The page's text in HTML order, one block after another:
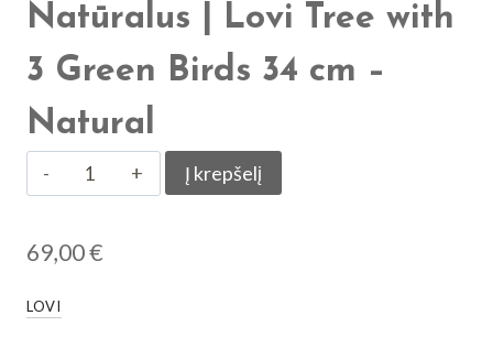
Natūralus | Lovi Tree with
3 Green Birds 34 cm –
Natural
produkto
kiekis:
Medis
Į krepšelį
69,00€
LOVI